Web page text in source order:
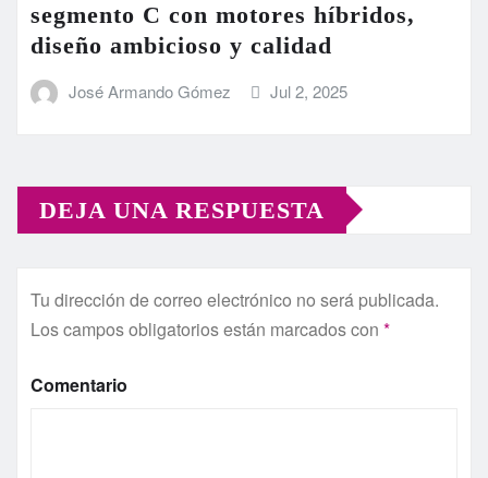
segmento C con motores híbridos,
diseño ambicioso y calidad
José Armando Gómez Jul 2, 2025
DEJA UNA RESPUESTA
Tu dirección de correo electrónico no será publicada.
Los campos obligatorios están marcados con *
Comentario